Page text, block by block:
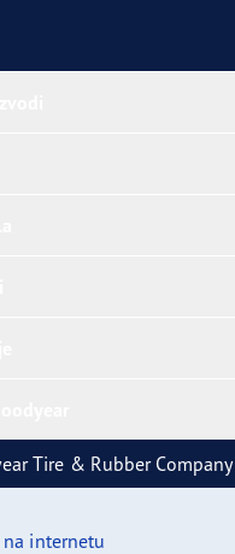
Tire & Rubber Company
internetu